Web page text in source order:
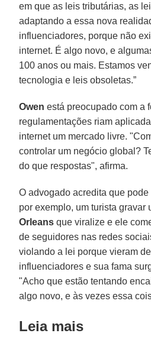
em que as leis tributárias, as
adaptando a essa nova
influenciadores, porque não
internet. É algo novo, e
100 anos ou mais. Estamos
tecnologia e leis obsoletas.”
Owen está preocupado com a
regulamentações riam
internet um mercado livre.
controlar um negócio global?
do que respostas", afirma.
O advogado acredita que
por exemplo, um turista gravar
Orleans que viralize e ele
de seguidores nas redes
violando a lei porque vieram
influenciadores e sua fama
"Acho que estão tentando
algo novo, e às vezes essa
Leia mais